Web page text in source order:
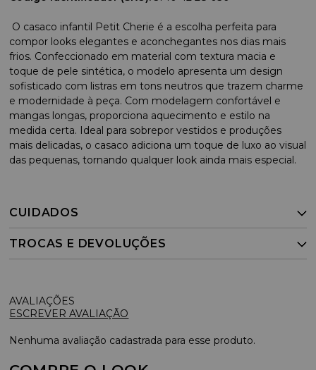
O casaco infantil Petit Cherie é a escolha perfeita para
compor looks elegantes e aconchegantes nos dias mais
frios. Confeccionado em material com textura macia e
toque de pele sintética, o modelo apresenta um design
sofisticado com listras em tons neutros que trazem charme
e modernidade à peça. Com modelagem confortável e
mangas longas, proporciona aquecimento e estilo na
medida certa. Ideal para sobrepor vestidos e produções
mais delicadas, o casaco adiciona um toque de luxo ao visual
das pequenas, tornando qualquer look ainda mais especial.
CUIDADOS
TROCAS E DEVOLUÇÕES
ESCREVER AVALIAÇÃO
Nenhuma avaliação cadastrada para esse produto.